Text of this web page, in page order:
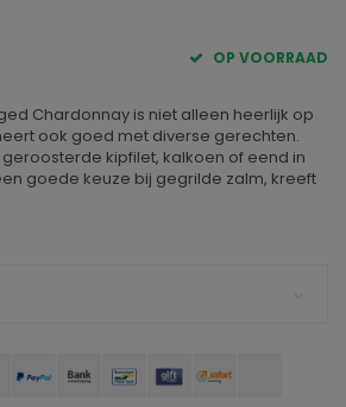
OP VOORRAAD
Chardonnay is niet alleen heerlijk op
ook goed met diverse gerechten.
kipfilet, kalkoen of eend in
goede keuze bij gegrilde zalm, kreeft